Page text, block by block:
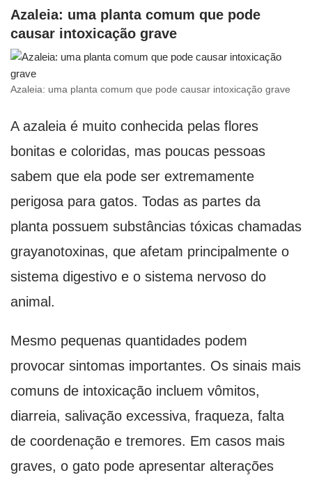
Azaleia: uma planta comum que pode
causar intoxicação grave
Azaleia: uma planta comum que pode causar intoxicação grave
A azaleia é muito conhecida pelas flores
bonitas e coloridas, mas poucas pessoas
sabem que ela pode ser extremamente
perigosa para gatos. Todas as partes da
planta possuem substâncias tóxicas chamadas
grayanotoxinas, que afetam principalmente o
sistema digestivo e o sistema nervoso do
animal.
Mesmo pequenas quantidades podem
provocar sintomas importantes. Os sinais mais
comuns de intoxicação incluem vômitos,
diarreia, salivação excessiva, fraqueza, falta
de coordenação e tremores. Em casos mais
graves, o gato pode apresentar alterações